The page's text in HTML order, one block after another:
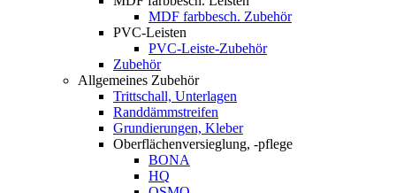
MDF farbbesch. Zubehör
PVC-Leisten
PVC-Leiste-Zubehör
Zubehör
Allgemeines Zubehör
Trittschall, Unterlagen
Randdämmstreifen
Grundierungen, Kleber
Oberflächenversieglung, -pflege
BONA
HQ